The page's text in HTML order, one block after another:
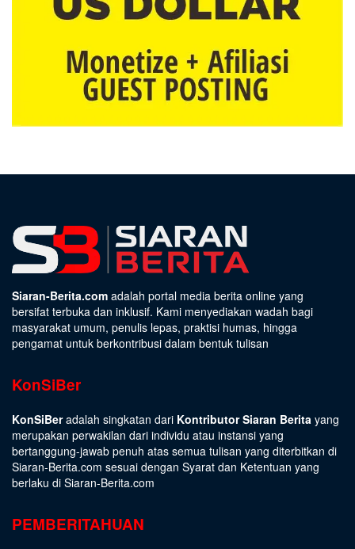
Siaran-Berita.com adalah portal media berita online yang
bersifat terbuka dan inklusif. Kami menyediakan wadah bagi
masyarakat umum, penulis lepas, praktisi humas, hingga
pengamat untuk berkontribusi dalam bentuk tulisan
KonSiBer
KonSiBeradalah singkatan dari Kontributor Siaran Berita yang
merupakan perwakilan dari individu atau instansi yang
bertanggung-jawab penuh atas semua tulisan yang diterbitkan di
Siaran-Berita.com sesuai dengan Syarat dan Ketentuan yang
berlaku di Siaran-Berita.com
PEMBERITAHUAN